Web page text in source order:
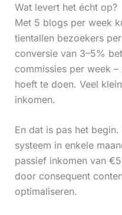
Wat levert het écht op?
Met 5 blogs per week
tientallen bezoekers
conversie van 3–5%
commissies per week
hoeft te doen. Veel
inkomen.
En dat is pas het
systeem in enkele
passief inkomen van
door consequent
optimaliseren.